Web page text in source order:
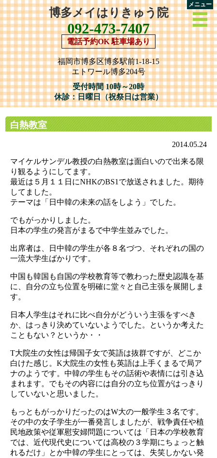
博多メイはりきゅう院
092-473-7407
電話予約OK 駐車場あり
福岡市博多区博多駅前1-18-15
エトワール博多204号
受付時間 10時～20時
休診：日曜日（祝祭日は営業）
メニュー
白熱教室
2014.05.24
マイケルサンデル教授の白熱教室は面白いので出来る限
り観るようにしてます。
最近は５月１１日にNHKのBS1で放送されました。期待
してました。
テーマは「日中韓の未来の話をしよう」でした。
でもがっかりしました。
日本の学生の発言がまるで中学生並みでした。
出席者は、日中韓の学生が各８名づつ、それぞれの国の
一流大学生ばかりです。
中国も韓国も自国の学校教育等で教わった歴史認識を基
に、自分の立ち位置を明確に堂々と自己主張を展開しま
す。
日本人学生はそれに比べ自分がどういう主張をすべき
か、はっきり決めていないようでした。というか考えた
こともない？というか・・
T大院生の女性は帰国子女で英語は抜群ですが、どこか
白けた感じ。K大院生の女性も英語は上手くまるで局ア
ナのようです。中韓の学生もその話術や表情には引き込
まれます。でもその内容には自分の立ち位置がはっきり
していないと思いました。
もっともがっかりだったのはW大の一般学生３名です。
その中の女子学生が一番発言しましたが、戦争責任や植
民地政策や従軍慰安婦問題については「日本の学校教育
では、近代現代史については高校の３学期にちょっと触
れるだけ」とか中韓の学生にとっては、失笑しかない発